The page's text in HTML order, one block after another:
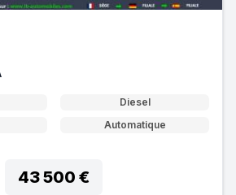
Diesel
Automatique
43 500 €